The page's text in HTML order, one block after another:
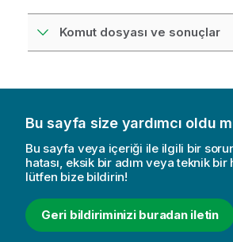
Komut dosyası ve sonuçlar
Bu sayfa size yardımcı oldu
Bu sayfa veya içeriği ile ilgili bir
hatası, eksik bir adım veya teknik bir
lütfen bize bildirin!
Geri bildiriminizi buradan iletin